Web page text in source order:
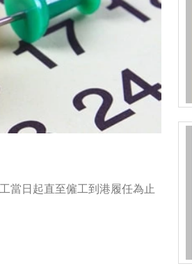
當日起直至僱工到港履任為止